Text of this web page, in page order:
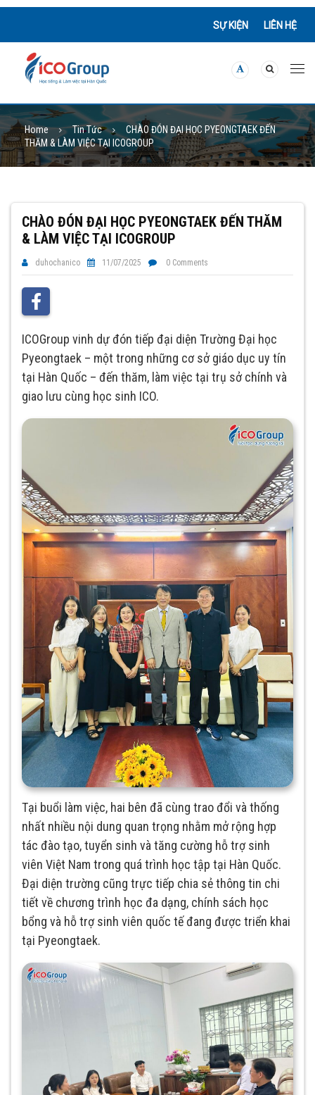
SỰ KIỆN LIÊN HỆ
Home Tin Tức
CHÀO ĐÓN ĐẠI HỌC PYEONGTAEK ĐẾN
THĂM & LÀM VIỆC TẠI ICOGROUP
CHÀO ĐÓN ĐẠI HỌC PYEONGTAEK ĐẾN THĂM
& LÀM VIỆC TẠI ICOGROUP
duhochanico 11/07/2025 0 Comments
ICOGroup vinh dự đón tiếp đại diện Trường Đại học
Pyeongtaek – một trong những cơ sở giáo dục uy tín
tại Hàn Quốc – đến thăm, làm việc tại trụ sở chính và
giao lưu cùng học sinh ICO.
Tại buổi làm việc, hai bên đã cùng trao đổi và thống
nhất nhiều nội dung quan trọng nhằm mở rộng hợp
tác đào tạo, tuyển sinh và tăng cường hỗ trợ sinh
viên Việt Nam trong quá trình học tập tại Hàn Quốc.
Đại diện trường cũng trực tiếp chia sẻ thông tin chi
tiết về chương trình học đa dạng, chính sách học
bổng và hỗ trợ sinh viên quốc tế đang được triển khai
tại Pyeongtaek.